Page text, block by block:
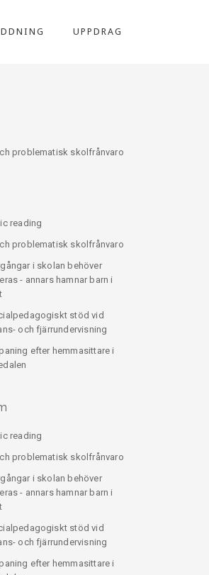
UPPDRAG
problematisk skolfrånvaro
reading
problematisk skolfrånvaro
i skolan behöver
- annars hamnar barn i
stöd vid
och fjärrundervisning
efter hemmasittare i
reading
problematisk skolfrånvaro
i skolan behöver
- annars hamnar barn i
stöd vid
och fjärrundervisning
efter hemmasittare i